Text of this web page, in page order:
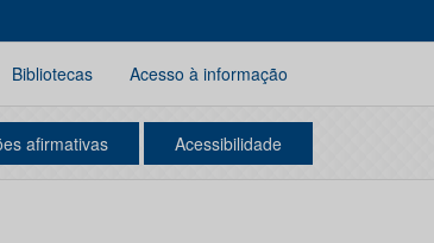
Bibliotecas Acesso à informação
afirmativas Acessibilidade